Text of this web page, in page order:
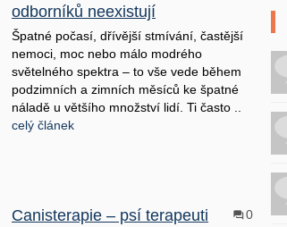
odborníků neexistují
Špatné počasí, dřívější stmívání, častější
nemoci, moc nebo málo modrého
světelného spektra – to vše vede během
podzimních a zimních měsíců ke špatné
náladě u většího množství lidí. Ti často ..
celý článek
Canisterapie – psí terapeuti
0